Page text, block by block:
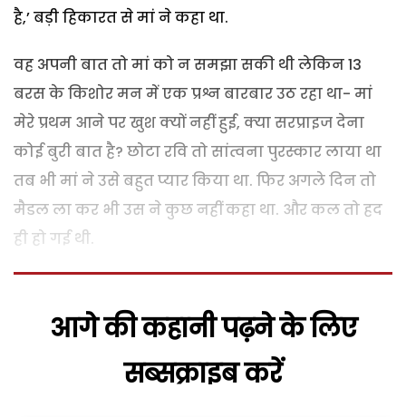
है,’ बड़ी हिकारत से मां ने कहा था.
वह अपनी बात तो मां को न समझा सकी थी लेकिन 13
बरस के किशोर मन में एक प्रश्न बारबार उठ रहा था- मां
मेरे प्रथम आने पर खुश क्यों नहीं हुई, क्या सरप्राइज देना
कोई बुरी बात है? छोटा रवि तो सांत्वना पुरस्कार लाया था
तब भी मां ने उसे बहुत प्यार किया था. फिर अगले दिन तो
मैडल ला कर भी उस ने कुछ नहीं कहा था. और कल तो हद
ही हो गई थी.
आगे की कहानी पढ़ने के लिए
सब्सक्राइब करें